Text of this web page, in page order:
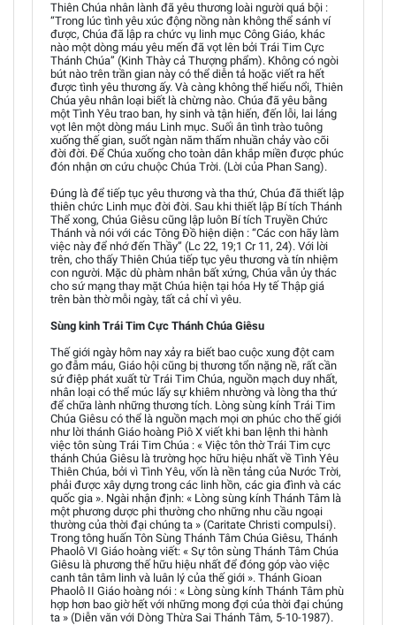
Thiên Chúa nhân lành đã yêu thương loài người quá bội :
“Trong lúc tình yêu xúc động nồng nàn không thể sánh ví
được, Chúa đã lập ra chức vụ linh mục Công Giáo, khác
nào một dòng máu yêu mến đã vọt lên bởi Trái Tim Cực
Thánh Chúa” (Kinh Thày cả Thượng phẩm). Không có ngòi
bút nào trên trần gian này có thể diễn tả hoặc viết ra hết
được tình yêu thương ấy. Và càng không thể hiểu nổi, Thiên
Chúa yêu nhân loại biết là chừng nào. Chúa đã yêu bằng
một Tình Yêu trao ban, hy sinh và tận hiến, đến lỗi, lai láng
vọt lên một dòng máu Linh mục. Suối ân tình trào tuông
xuống thế gian, suốt ngàn năm thấm nhuần chảy vào cõi
đời đời. Để Chúa xuống cho toàn dân khắp miền được phúc
đón nhận ơn cứu chuộc Chúa Trời. (Lời của Phan Sang).
Đúng là để tiếp tục yêu thương và tha thứ, Chúa đã thiết lập
thiên chức Linh mục đời đời. Sau khi thiết lập Bí tích Thánh
Thể xong, Chúa Giêsu cũng lập luôn Bí tích Truyền Chức
Thánh và nói với các Tông Đồ hiện diện : “Các con hãy làm
việc này để nhớ đến Thầy” (Lc 22, 19;1 Cr 11, 24). Với lời
trên, cho thấy Thiên Chúa tiếp tục yêu thương và tín nhiệm
con người. Mặc dù phàm nhân bất xứng, Chúa vẫn ủy thác
cho sứ mạng thay mặt Chúa hiện tại hóa Hy tế Thập giá
trên bàn thờ mỗi ngày, tất cả chỉ vì yêu.
Sùng kinh Trái Tim Cực Thánh Chúa Giêsu
Thế giới ngày hôm nay xảy ra biết bao cuộc xung đột cam
go đẫm máu, Giáo hội cũng bị thương tổn nặng nề, rất cần
sứ điệp phát xuất từ Trái Tim Chúa, nguồn mạch duy nhất,
nhân loại có thể múc lấy sự khiêm nhường và lòng tha thứ
để chữa lành những thương tích. Lòng sùng kính Trái Tim
Chúa Giêsu có thể là nguồn mạch mọi ơn phúc cho thế giới
như lời thánh Giáo hoàng Piô X viết khi ban lệnh thi hành
việc tôn sùng Trái Tim Chúa : « Việc tôn thờ Trái Tim cực
thánh Chúa Giêsu là trường học hữu hiệu nhất về Tình Yêu
Thiên Chúa, bởi vì Tình Yêu, vốn là nền tảng của Nước Trời,
phải được xây dựng trong các linh hồn, các gia đình và các
quốc gia ». Ngài nhận định: « Lòng sùng kính Thánh Tâm là
một phương dược phi thường cho những nhu cầu ngoại
thường của thời đại chúng ta » (Caritate Christi compulsi).
Trong tông huấn Tôn Sùng Thánh Tâm Chúa Giêsu, Thánh
Phaolô VI Giáo hoàng viết: « Sự tôn sùng Thánh Tâm Chúa
Giêsu là phương thế hữu hiệu nhất để đóng góp vào việc
canh tân tâm linh và luân lý của thế giới ». Thánh Gioan
Phaolô II Giáo hoàng nói : « Lòng sùng kính Thánh Tâm phù
hợp hơn bao giờ hết với những mong đợi của thời đại chúng
ta » (Diễn văn với Dòng Thừa Sai Thánh Tâm, 5-10-1987).